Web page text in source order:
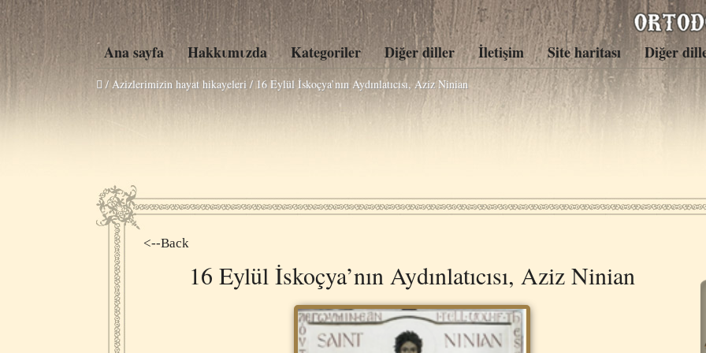
Ana sayfa Hakkιmιzda Kategoriler Diğer diller İletişim Site haritası Diğer
/ Azizlerimizin hayat hikayeleri /16 Eylül İskoçya’nın Aydınlatıcısı, Aziz Ninian
<--Back
16 Eylül İskoçya’nın Aydınlatıcısı, Aziz Ninian